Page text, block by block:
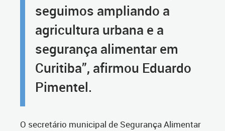
seguimos ampliando a
agricultura urbana e a
segurança alimentar em
Curitiba”, afirmou Eduardo
Pimentel.
O secretário municipal de Segurança Alimentar